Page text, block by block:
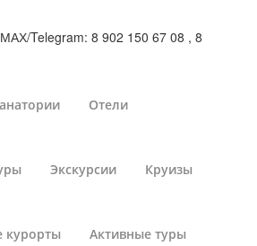
Telegram: 8 902 150 67 08 , 8
Отели
Экскурсии Круизы
Активные туры
в
Иркутской